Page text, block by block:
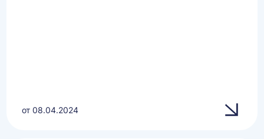
от 08.04.2024